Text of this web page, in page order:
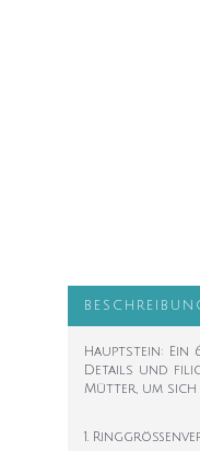
Hauptstein: Ein
Details und
Mütter, um sich
1.